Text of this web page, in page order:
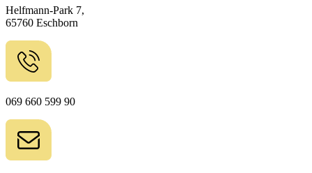
Helfmann-Park 7,
65760 Eschborn
069 660 599 90